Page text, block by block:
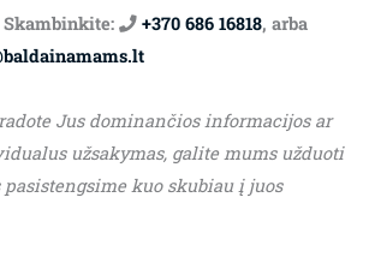
+370 686 16818, arba
Jus dominančios informacijos ar
užsakymas, galite mums užduoti
kuo skubiau į juos